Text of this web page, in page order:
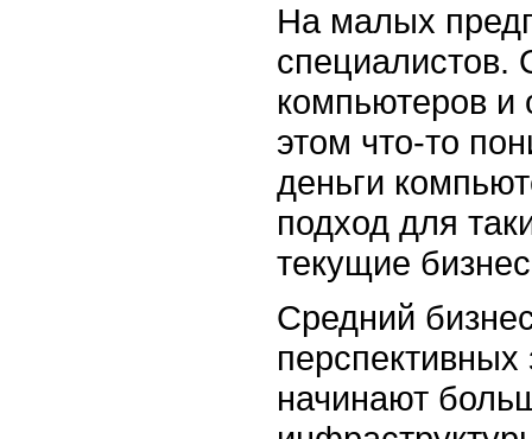
На малых
специалистов.
компьютеров и
этом что-то
деньги
подход для
текущие
Средний
начинают